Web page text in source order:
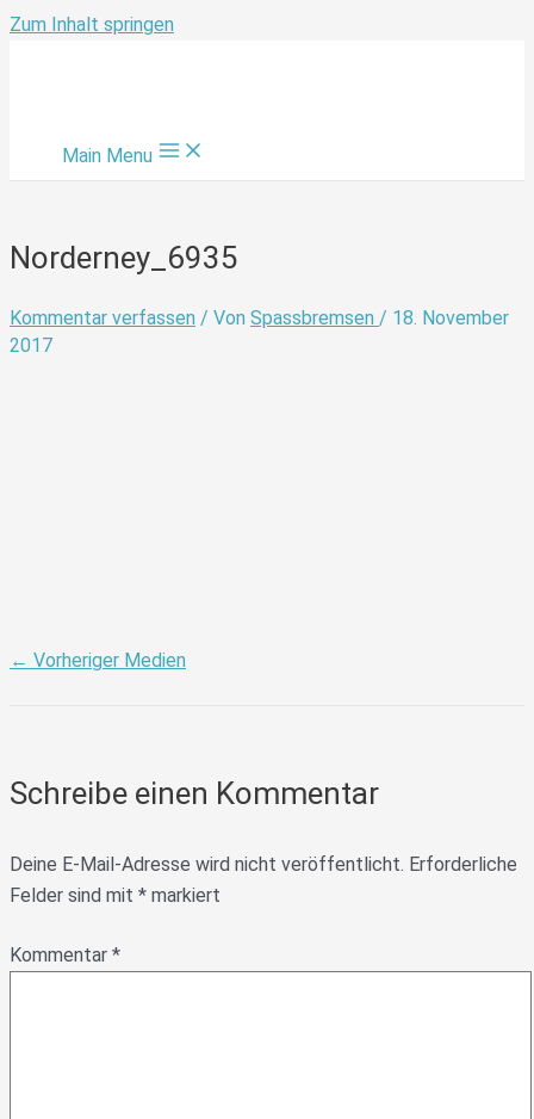
Zum Inhalt springen
Main Menu
Norderney_6935
Kommentar verfassen / Von Spassbremsen / 18. November
2017
← Vorheriger Medien
Schreibe einen Kommentar
Deine E-Mail-Adresse wird nicht veröffentlicht. Erforderliche
Felder sind mit * markiert
Kommentar *